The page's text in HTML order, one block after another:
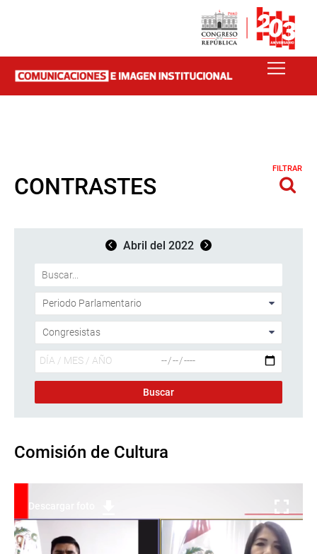
CONTRASTES
FILTRAR
Abril del 2022
Comisión de Cultura
Descargar foto